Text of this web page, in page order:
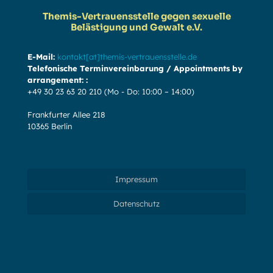
Themis-Vertrauensstelle gegen sexuelle
Belästigung und Gewalt e.V.
E-Mail: kontakt[at]themis-vertrauensstelle.de
Telefonische Terminvereinbarung / Appointments by
arrangement: :
+49 30 23 63 20 210 (Mo - Do: 10:00 – 14:00)
Frankfurter Allee 218
10365 Berlin
Impressum
Datenschutz